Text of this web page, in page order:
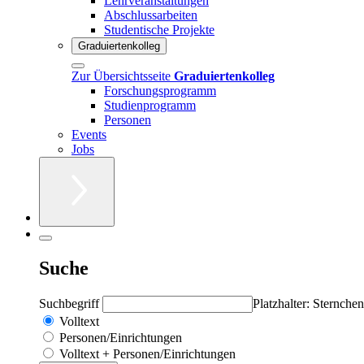
Abschlussarbeiten
Studentische Projekte
Graduiertenkolleg
Zur Übersichtsseite Graduiertenkolleg
Forschungsprogramm
Studienprogramm
Personen
Events
Jobs
Suche
Suchbegriff
Platzhalter:
Volltext
Personen/Einrichtungen
Volltext + Personen/Einrichtungen